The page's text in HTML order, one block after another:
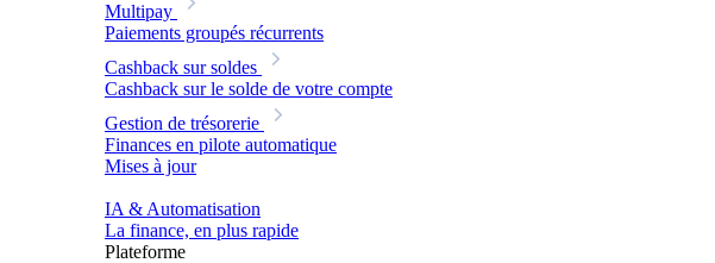
Multipay
Paiements groupés récurrents
Cashback sur soldes
Cashback sur le solde de votre compte
Gestion de trésorerie
Finances en pilote automatique
Mises à jour
IA & Automatisation
La finance, en plus rapide
Plateforme